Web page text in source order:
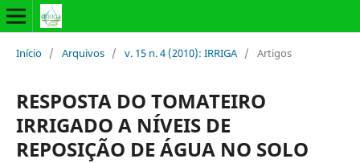
Início / Arquivos / v. 15 n. 4 (2010): IRRIGA / Artigos
RESPOSTA DO TOMATEIRO
IRRIGADO A NÍVEIS DE
REPOSIÇÃO DE ÁGUA NO SOLO